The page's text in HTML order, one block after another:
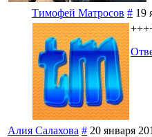
Тимофей Матросов # 19
Алия Салахова # 20 января